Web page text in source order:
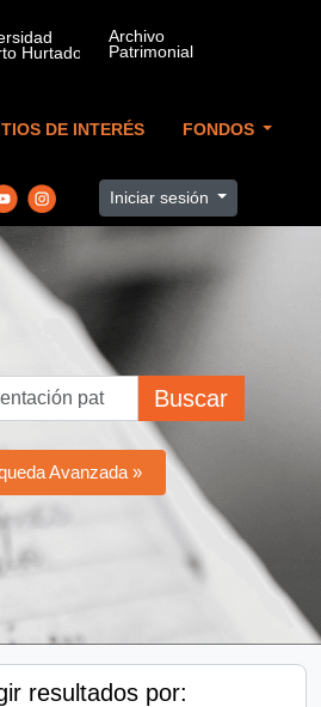
DE INTERÉS FONDOS
Iniciar sesión
Buscar
Avanzada »
resultados por: